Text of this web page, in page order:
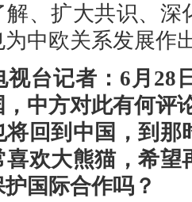
解、扩大共识、
中欧关系发展作
视台记者：6月28
，中方对此有何评
将回到中国，到
喜欢大熊猫，希
国际合作吗？